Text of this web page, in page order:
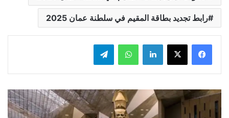
رابط تجديد بطاقة المقيم في سلطنة عمان 2025
لينكدإن واتساب